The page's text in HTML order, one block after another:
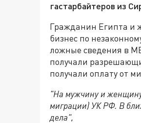
гастарбайтеров из
Гражданин Египта и
бизнес по
ложные сведения в
получали
получали оплату от
"На мужчину и женщину
миграции) УК РФ. В
дела",